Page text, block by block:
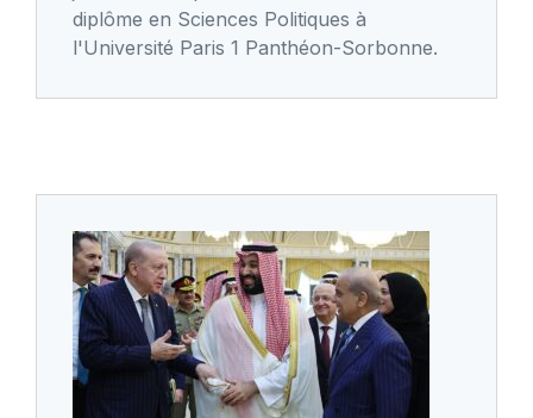
diplôme en Sciences Politiques à
l'Université Paris 1 Panthéon-Sorbonne.